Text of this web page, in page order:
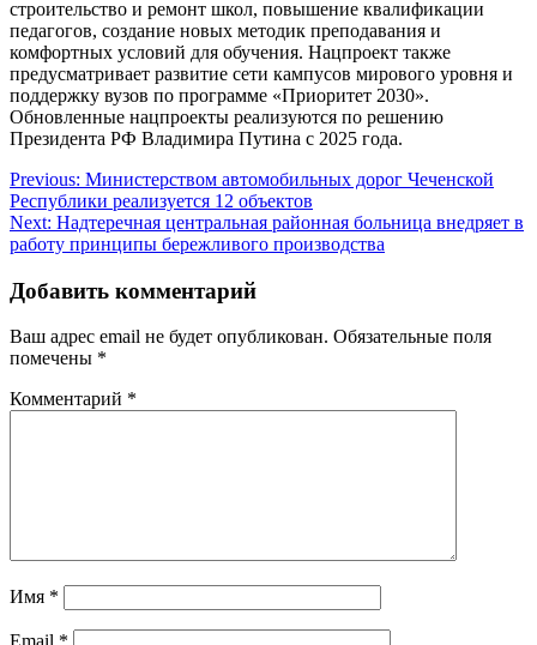
строительство и ремонт школ, повышение квалификации
педагогов, создание новых методик преподавания и
комфортных условий для обучения. Нацпроект также
предусматривает развитие сети кампусов мирового уровня и
поддержку вузов по программе «Приоритет 2030».
Обновленные нацпроекты реализуются по решению
Президента РФ Владимира Путина с 2025 года.
Навигация
по
записям
Previous: Министерством автомобильных дорог Чеченской
Республики реализуется 12 объектов
Next: Надтеречная центральная районная больница внедряет в
работу принципы бережливого производства
Добавить комментарий
Ваш адрес email не будет опубликован. Обязательные поля
помечены *
Комментарий *
Имя *